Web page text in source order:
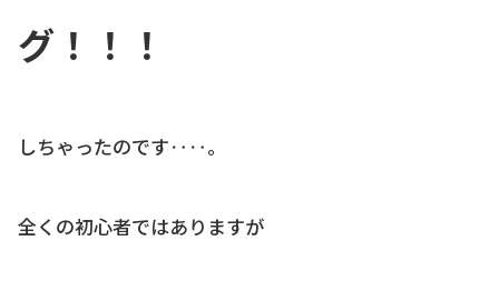
グ！！！
しちゃったのです‥‥。
全くの初心者ではありますが